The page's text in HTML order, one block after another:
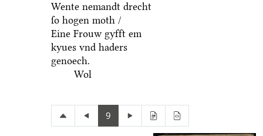
Wente nemandt drecht
ſo hogen moth /
Eine Frouw gyfft em
kyues vnd haders
genoech.
Wol
9